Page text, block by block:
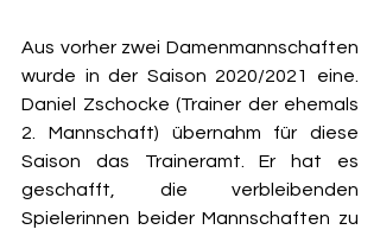
Aus vorher zwei Damenmannschaften
wurde in der Saison 2020/2021 eine.
Daniel Zschocke (Trainer der ehemals
2. Mannschaft) übernahm für diese
Saison das Traineramt. Er hat es
geschafft, die verbleibenden
Spielerinnen beider Mannschaften zu